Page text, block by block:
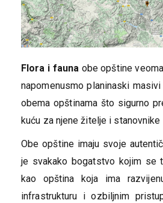
Flora i fauna obe opštine
napomenusmo planinaski
obema opštinama što sigurno
kuću za njene žitelje i
Obe opštine imaju svoje
je svakako bogatstvo kojim se
kao opština koja ima
infrastrukturu i ozbiljnim